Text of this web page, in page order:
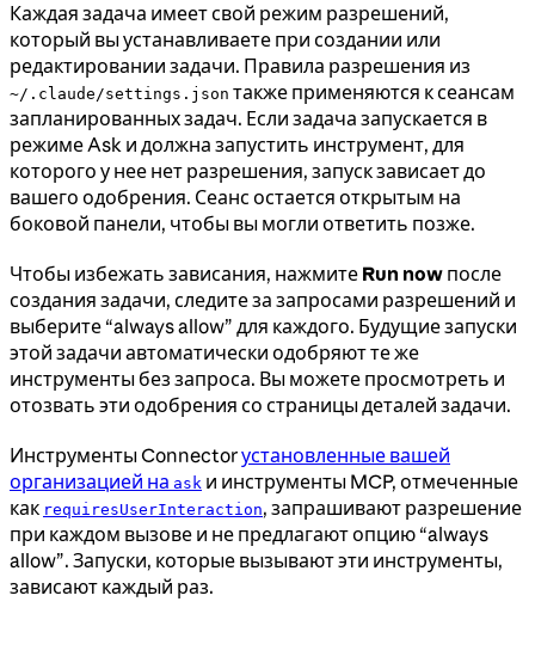
Каждая задача имеет свой режим разрешений,
который вы устанавливаете при создании или
редактировании задачи. Правила разрешения из
~/.claude/settings.json также применяются к сеансам
запланированных задач. Если задача запускается в
режиме Ask и должна запустить инструмент, для
которого у нее нет разрешения, запуск зависает до
вашего одобрения. Сеанс остается открытым на
боковой панели, чтобы вы могли ответить позже.
Чтобы избежать зависания, нажмите Run now после
создания задачи, следите за запросами разрешений и
выберите “always allow” для каждого. Будущие запуски
этой задачи автоматически одобряют те же
инструменты без запроса. Вы можете просмотреть и
отозвать эти одобрения со страницы деталей задачи.
Инструменты Connectorустановленные вашей
организацией на ask и инструменты MCP, отмеченные
как requiresUserInteraction, запрашивают разрешение
при каждом вызове и не предлагают опцию “always
allow”. Запуски, которые вызывают эти инструменты,
зависают каждый раз.